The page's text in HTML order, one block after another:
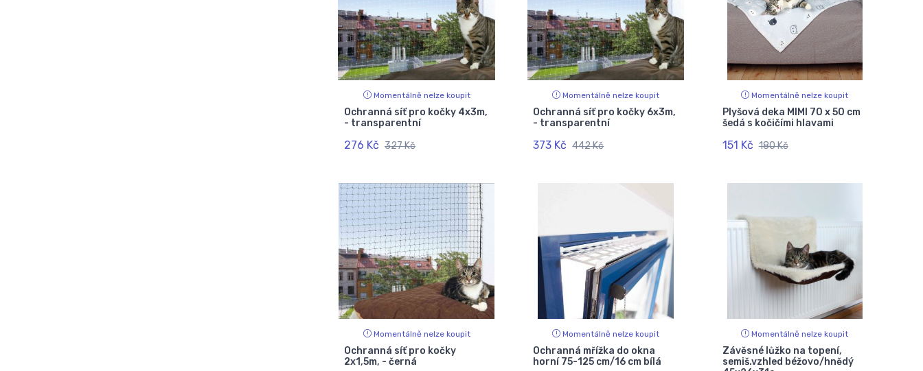
Momentálně nelze koupit
Ochranná síť pro kočky 4x3m,
- transparentní
276 Kč 327 Kč
Momentálně nelze koupit
Ochranná síť pro kočky 6x3m,
- transparentní
373 Kč 442 Kč
Momentálně nelze koupit
Plyšová deka MIMI 70 x 50 cm
šedá s kočičími hlavami
151 Kč 180 Kč
Momentálně nelze koupit
Ochranná síť pro kočky
2x1,5m, - černá
Momentálně nelze koupit
Ochranná mřížka do okna
horní 75-125 cm/16 cm bílá
Momentálně nelze koupit
Závěsné lůžko na topení,
semiš.vzhled béžovo/hnědý